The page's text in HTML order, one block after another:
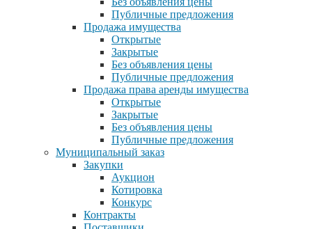
Публичные предложения
Продажа имущества
Открытые
Закрытые
Без объявления цены
Публичные предложения
Продажа права аренды имущества
Открытые
Закрытые
Без объявления цены
Публичные предложения
Муниципальный заказ
Закупки
Аукцион
Котировка
Конкурс
Контракты